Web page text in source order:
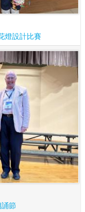
燈設計比賽
節